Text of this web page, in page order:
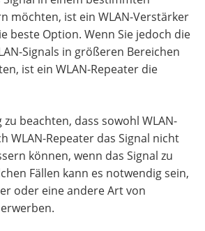
möchten, ist ein WLAN-Verstärker
beste Option. Wenn Sie jedoch die
Signals in größeren Bereichen
ist ein WLAN-Repeater die
zu beachten, dass sowohl WLAN-
WLAN-Repeater das Signal nicht
können, wenn das Signal zu
Fällen kann es notwendig sein,
oder eine andere Art von